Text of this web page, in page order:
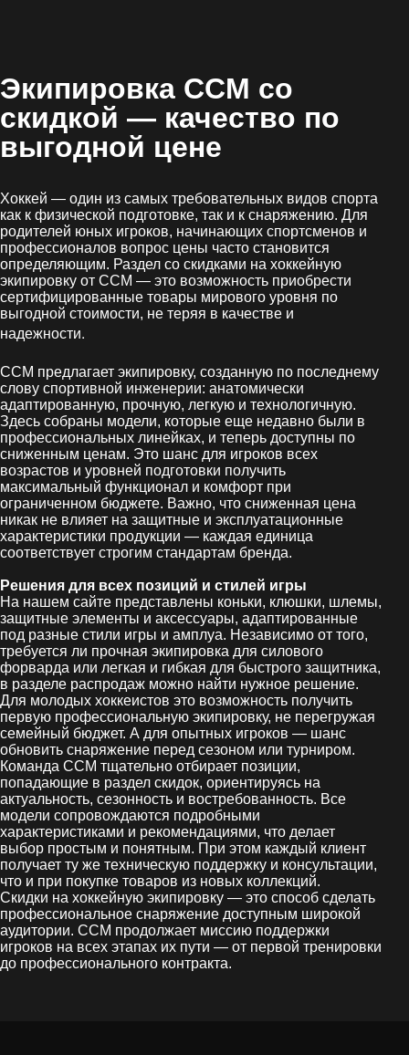
Экипировка CCM со
скидкой — качество по
выгодной цене
Хоккей — один из самых требовательных видов спорта
как к физической подготовке, так и к снаряжению. Для
родителей юных игроков, начинающих спортсменов и
профессионалов вопрос цены часто становится
определяющим. Раздел со скидками на хоккейную
экипировку от CCM — это возможность приобрести
сертифицированные товары мирового уровня по
выгодной стоимости, не теряя в качестве и
надежности.
CCM предлагает экипировку, созданную по последнему
слову спортивной инженерии: анатомически
адаптированную, прочную, легкую и технологичную.
Здесь собраны модели, которые еще недавно были в
профессиональных линейках, и теперь доступны по
сниженным ценам. Это шанс для игроков всех
возрастов и уровней подготовки получить
максимальный функционал и комфорт при
ограниченном бюджете. Важно, что сниженная цена
никак не влияет на защитные и эксплуатационные
характеристики продукции — каждая единица
соответствует строгим стандартам бренда.
Решения для всех позиций и стилей игры
На нашем сайте представлены коньки, клюшки, шлемы,
защитные элементы и аксессуары, адаптированные
под разные стили игры и амплуа. Независимо от того,
требуется ли прочная экипировка для силового
форварда или легкая и гибкая для быстрого защитника,
в разделе распродаж можно найти нужное решение.
Для молодых хоккеистов это возможность получить
первую профессиональную экипировку, не перегружая
семейный бюджет. А для опытных игроков — шанс
обновить снаряжение перед сезоном или турниром.
Команда CCM тщательно отбирает позиции,
попадающие в раздел скидок, ориентируясь на
актуальность, сезонность и востребованность. Все
модели сопровождаются подробными
характеристиками и рекомендациями, что делает
выбор простым и понятным. При этом каждый клиент
получает ту же техническую поддержку и консультации,
что и при покупке товаров из новых коллекций.
Скидки на хоккейную экипировку — это способ сделать
профессиональное снаряжение доступным широкой
аудитории. CCM продолжает миссию поддержки
игроков на всех этапах их пути — от первой тренировки
до профессионального контракта.